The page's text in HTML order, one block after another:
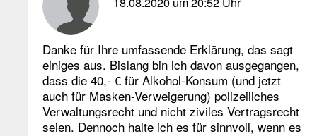
Danke für Ihre umfassende Erklärung, das sagt
einiges aus. Bislang bin ich davon ausgegangen,
dass die 40,- € für Alkohol-Konsum (und jetzt
auch für Masken-Verweigerung) polizeiliches
Verwaltungsrecht und nicht ziviles Vertragsrecht
seien. Dennoch halte ich es für sinnvoll, wenn es